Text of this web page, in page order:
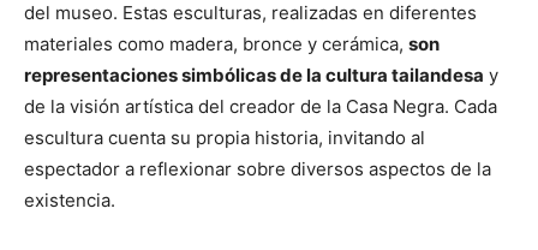
del museo. Estas esculturas, realizadas en diferentes
materiales como madera, bronce y cerámica, son
representaciones simbólicas de la cultura tailandesa y
de la visión artística del creador de la Casa Negra. Cada
escultura cuenta su propia historia, invitando al
espectador a reflexionar sobre diversos aspectos de la
existencia.